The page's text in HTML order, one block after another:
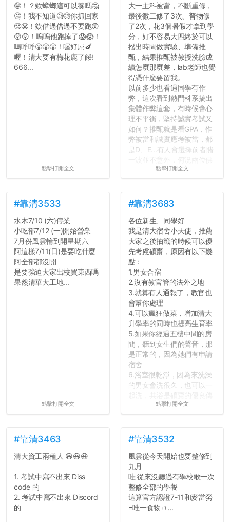
🤪！？欸蟑螂這可以養嗎🤔
🤔！我不知道🧐🧐你抓回家
😤😤！欸借過借過不要跑😲
😲😲！嗚嗚他跑掉了😱😱！
嗚呼呼😤😤😤！喔好屌🍆
喔！清大要有梅花鹿了餒!
666...
點擊打開全文
大一主科被當，不斷重修，
最後微二修了3次、普物修
了2次，花3個暑假才拿到學
分，好不容易大四終於可以
撥出時間做實驗、準備推
甄，結果推甄被教授洗臉成
績怎麼那麼差，lab老師也覺
得憑什麼要留我。
以前多少也看過同學有作
弊，這次看到熱門科系搞出
集體作弊這套，有時候會心
理不平衡，堅持誠實考試又
如何？推甄就是看GPA，作
弊被當和誠實應考被當，都
是D、E...有人會選擇前者賭
心教授看起來要輕輕放下
長作弊的風氣。
反正老人我明天就要搬離新
竹，之後如何發展與我無
關，就當最後一天發個牢騷
吧XD，祝學弟妹們修課順利
~~...
點擊打開全文
#靠清3533
水木7/10 (六)停業
小吃部7/12 (一)開始營業
7月份風雲輪到開星期六
阿這樣7/11(日)是要吃什麼
阿全部都沒開
是要強迫大家出校買東西嗎
果然清華大工地...
點擊打開全文
#靠清3683
各位新生、同學好
我是清大宿舍小天使，推薦
大家之後抽籤的時候可以優
先考慮碩齋，原因有以下幾
點：
1.男女合宿
2.沒有教官管的法外之地
3.就算有人通報了，教官也
會幫你處理
4.可以瘋狂做菜，增加清大
升學率的同時也提高生育率
5.如果你經過五樓中間的房
間，聽到女生們的聲音，那
是正常的，因為她們有申請
宿舍
6.浴室很乾淨，因為來洗澡
的男女會洗很久，也可以一
舍房間，都歡迎留言讓我知
道...
點擊打開全文
#靠清3463
清大資工兩種人 😆😆😆
1. 考試中寫不出來 Diss
code 的
2. 考試中寫不出來 Discord
的
#靠清3532
風雲從今天開始也要整修到
九月
哇 從來沒聽過有學校敢一次
整修全部的學餐
這算官方認證7-11和麥當勞
=唯一食物ㄇ...